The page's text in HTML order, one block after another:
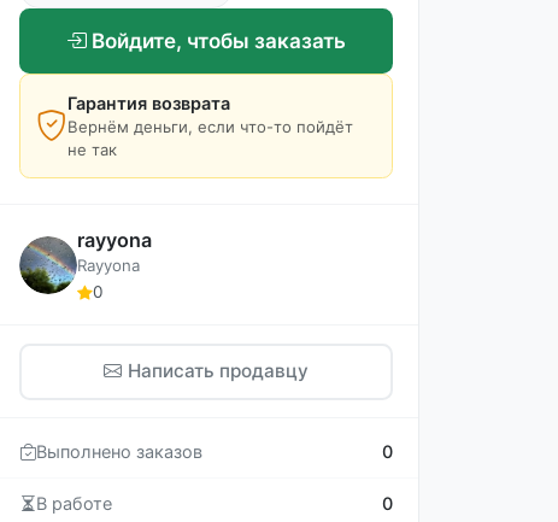
Войдите, чтобы заказать
Гарантия возврата
Вернём деньги, если что-то пойдёт
не так
rayyona
Rayyona
0
Написать продавцу
Выполнено заказов 0
В работе 0